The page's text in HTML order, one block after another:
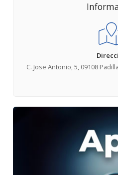
C. Jose Antonio, 5, 09108